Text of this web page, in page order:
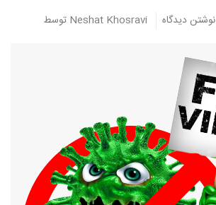
Neshat Khosravi نوشتن دیدگاه